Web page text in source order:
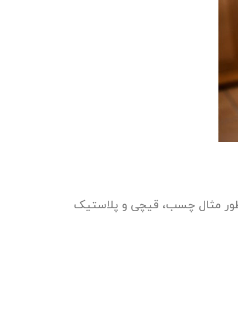
طور مثال چسب، قیچی و پلاستیک